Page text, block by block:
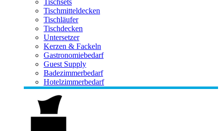
Tischsets
Tischmitteldecken
Tischläufer
Tischdecken
Untersetzer
Kerzen & Fackeln
Gastronomiebedarf
Guest Supply
Badezimmerbedarf
Hotelzimmerbedarf